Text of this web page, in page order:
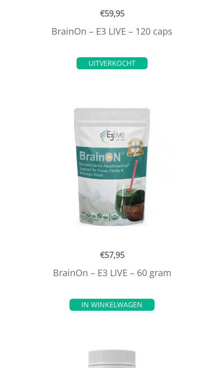
€59,95
BrainOn – E3 LIVE – 120 caps
UITVERKOCHT
€57,95
BrainOn – E3 LIVE – 60 gram
IN WINKELWAGEN